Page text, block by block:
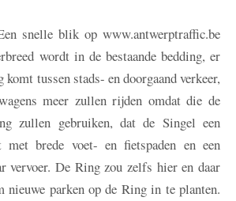
snelle blik op www.antwerptraffic.be
wordt in de bestaande bedding, er
komt tussen stads- en doorgaand verkeer,
meer zullen rijden omdat die de
zullen gebruiken, dat de Singel een
met brede voet- en fietspaden en een
vervoer. De Ring zou zelfs hier en daar
nieuwe parken op de Ring in te planten.